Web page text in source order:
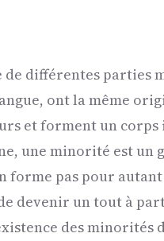
différentes parties
ont la même
et forment un
une minorité est un
forme pas pour
devenir un tout à
des minorités